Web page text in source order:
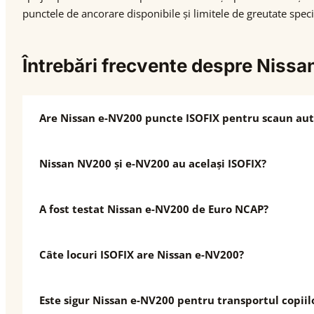
punctele de ancorare disponibile și limitele de greutate
Întrebări frecvente despre
Are Nissan e-NV200 puncte ISOFIX pentru scaun
Nissan NV200 și e-NV200 au același ISOFIX?
A fost testat Nissan e-NV200 de Euro NCAP?
Câte locuri ISOFIX are Nissan e-NV200?
Este sigur Nissan e-NV200 pentru transportul